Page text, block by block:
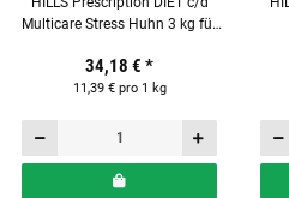
Multicare Stress Huhn 3 kg für
34,18 € *
11,39 € pro 1 kg